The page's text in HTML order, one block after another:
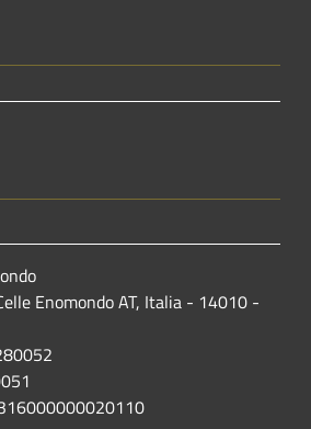
Enomondo AT, Italia - 14010 -